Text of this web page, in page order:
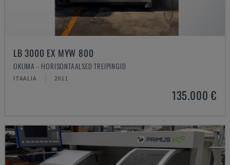
LB 3000 EX MYW 800
OKUMA - HORISONTAALSED TREIPINGID
ITAALIA 2011
135.000 €